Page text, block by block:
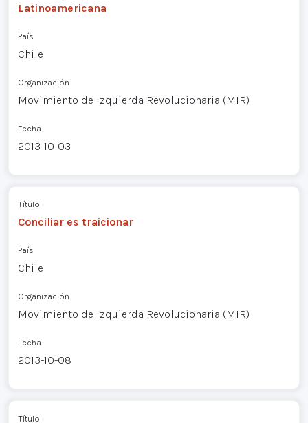
Latinoamericana
País
Chile
Organización
Movimiento de Izquierda Revolucionaria (MIR)
Fecha
2013-10-03
Título
Conciliar es traicionar
País
Chile
Organización
Movimiento de Izquierda Revolucionaria (MIR)
Fecha
2013-10-08
Título